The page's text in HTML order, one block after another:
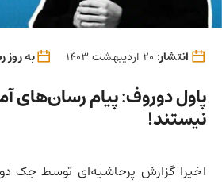
انتشار: به روز
پاول دوروف: پیام رسان‌های
نیستند!
اخیرا گزارش پرحاشیه‌ای توسط جک